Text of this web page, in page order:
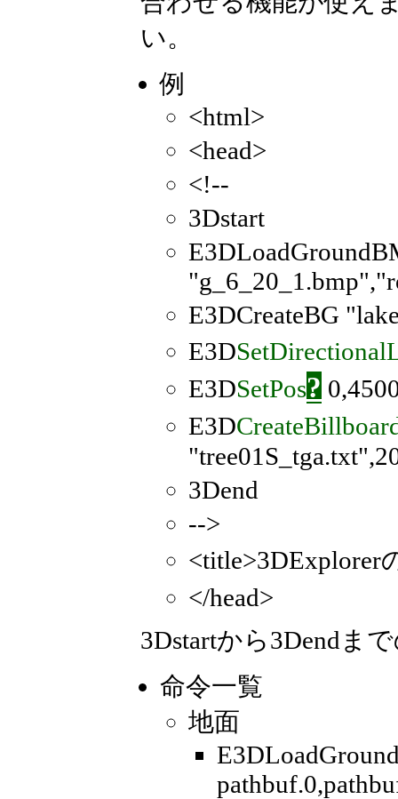
い。
例
<html>
<head>
<!--
3Dstart
E3DCreateBG
E3D
E3DSetPos?
E3D
3Dend
-->
<title>3DExplorer
</head>
3Dstartから3Dendま
命令一覧
地面